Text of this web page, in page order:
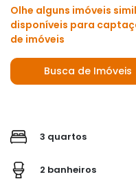
Olhe alguns imóveis
disponíveis para
de imóveis
Busca de Imóveis
3 quartos
2 banheiros